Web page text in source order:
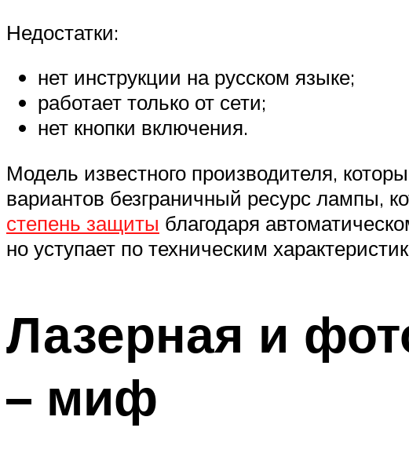
Недостатки:
нет инструкции на русском языке;
работает только от сети;
нет кнопки включения.
Модель известного производителя,
вариантов безграничный ресурс лампы,
степень защиты благодаря
но уступает по техническим
Лазерная и
– миф